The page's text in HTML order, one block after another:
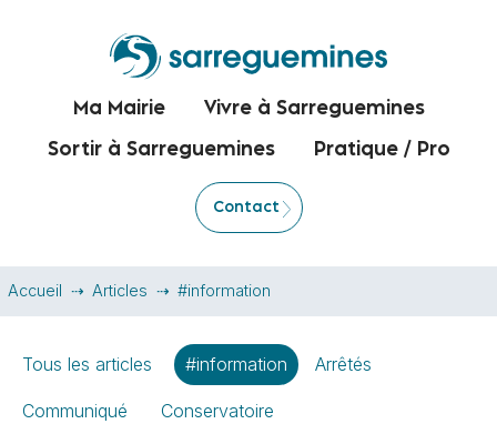
Ma Mairie Vivre à Sarreguemines
Sortir à Sarreguemines Pratique / Pro
Contact
Accueil Articles #information
Tous les articles #information Arrêtés
Communiqué Conservatoire